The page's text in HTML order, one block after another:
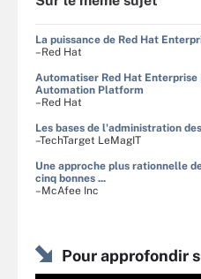
La puissance de Red Hat
–Red Hat
Automatiser Red Hat Enterprise
Automation Platform
–Red Hat
Les bases de l'administration
–TechTarget LeMagIT
Une approche plus rationnelle
cinq bonnes ...
–McAfee Inc
Pour approfondir